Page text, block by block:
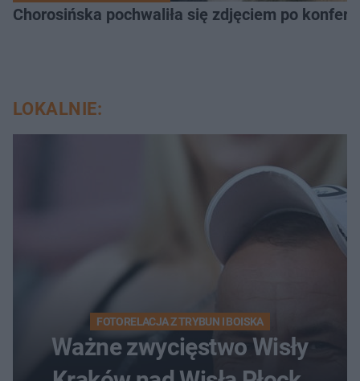
Chorosińska pochwaliła się zdjęciem po
LOKALNIE:
FOTORELACJA Z TRYBUN I BOISKA
Ważne zwycięstwo Wisły